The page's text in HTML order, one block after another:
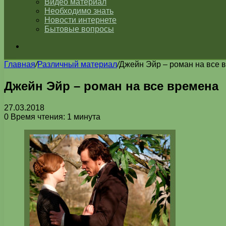
Видео материал
Необходимо знать
Новости интернете
Бытовые вопросы
Главная/Различный материал/Джейн Эйр – роман на все
Джейн Эйр – роман на все времена
27.03.2018
0 Время чтения: 1 минута